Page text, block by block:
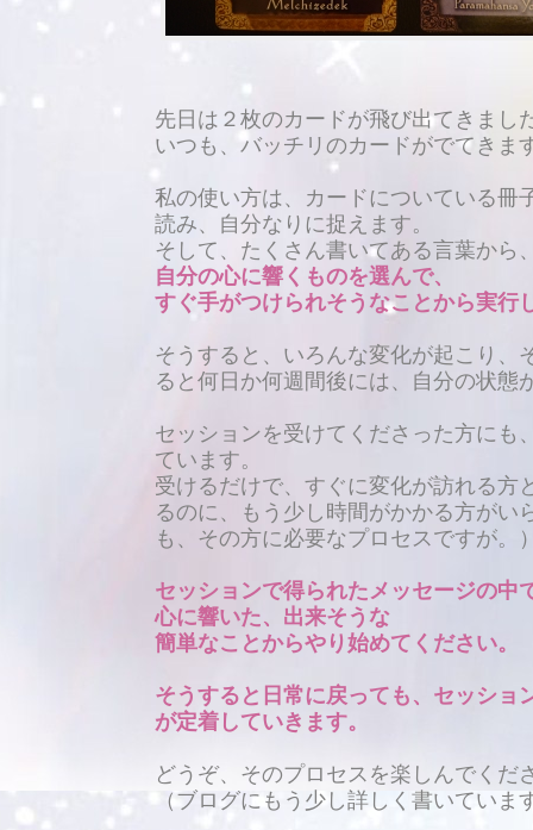
先日は２枚のカードが飛び出てきまし
いつも、バッチリのカードがでてきま
私の使い方は、カードについている冊
読み、自分なりに捉えます。
そして、 たくさん書いてある言葉から
自分の心に響くものを選んで、
すぐ手がつけられそうなことから実行
そうすると、いろんな変化が起こり、
ると何日か何週間後には、 自分の状態
セッションを受けてくださった方にも
ています。
受けるだけで、すぐに変化が訪れる方
るのに、
もう少し時間がかかる方がい
も、その方に必要なプロセスですが。
セッションで得られたメッセージの中
心に響いた、出来そうな
簡単なことからやり始めてください。
そうすると日常に戻っても、セッショ
が定着していきます。
どうぞ、そのプロセスを楽しんでくだ
（ブログにもう少し詳しく書いていま